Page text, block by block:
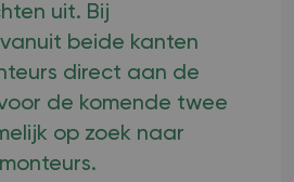
uit. Bij
beide kanten
direct aan de
de komende twee
op zoek naar